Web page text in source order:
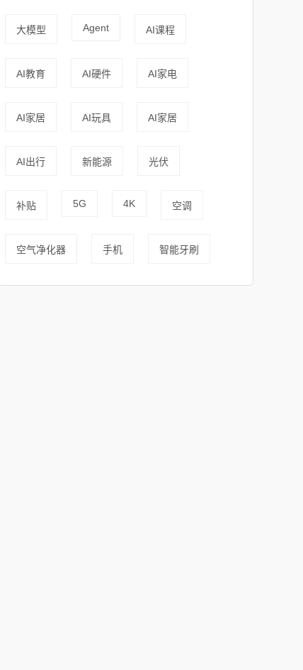
大模型 Agent AI课程
AI教育 AI硬件 AI家电
AI家居 AI玩具 AI家居
AI出行 新能源 光伏
补贴 5G 4K 空调
空气净化器 手机 智能牙刷